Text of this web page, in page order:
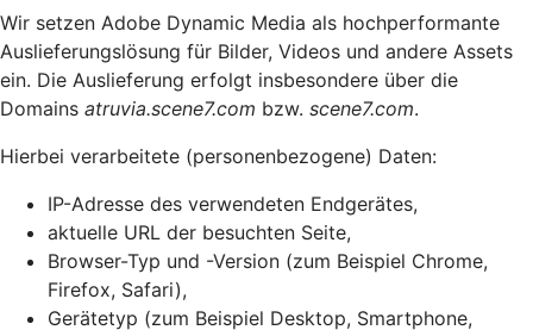
Wir setzen Adobe Dynamic Media als hochperformante
Auslieferungslösung für Bilder, Videos und andere Assets
ein. Die Auslieferung erfolgt insbesondere über die
Domains atruvia.scene7.com bzw. scene7.com.
Hierbei verarbeitete (personenbezogene) Daten:
IP-Adresse des verwendeten Endgerätes,
aktuelle URL der besuchten Seite,
Browser-Typ und -Version (zum Beispiel Chrome,
Firefox, Safari),
Gerätetyp (zum Beispiel Desktop, Smartphone,